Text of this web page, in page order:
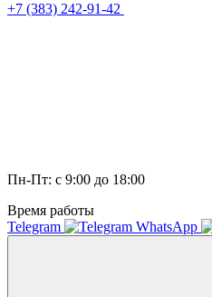
+7 (383) 242-91-42
Пн-Пт: с 9:00 до 18:00
Время работы
Telegram
WhatsApp